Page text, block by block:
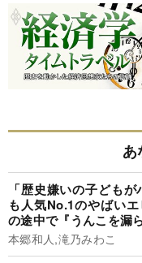
あ
「歴史嫌いの子ども
も人気No.1のやばい
の途中で『うんこを漏
本郷和人,滝乃みわこ